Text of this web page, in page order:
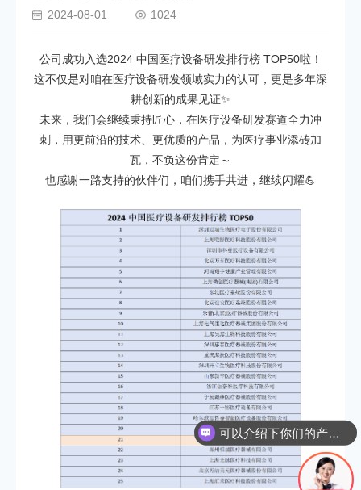
2024-08-01 1024
公司成功入选2024 中国医疗设备研发排行榜 TOP50啦！
这不仅是对咱在医疗设备研发领域实力的认可，更是多年深
耕创新的成果见证✨
未来，我们会继续秉持匠心，在医疗设备研发赛道全力冲
刺，用更前沿的技术、更优质的产品，为医疗事业添砖加
瓦，不负这份肯定～
也感谢一路支持的伙伴们，咱们携手共进，继续闪耀💪
可以介绍下你们的产品么